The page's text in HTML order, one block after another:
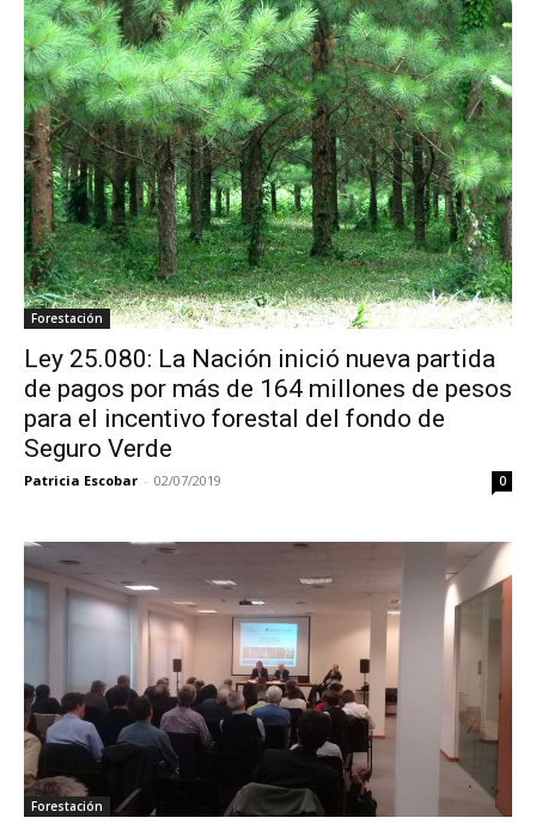
Forestación
Ley 25.080: La Nación inició nueva partida
de pagos por más de 164 millones de pesos
para el incentivo forestal del fondo de
Seguro Verde
Patricia Escobar - 02/07/2019 0
Forestación